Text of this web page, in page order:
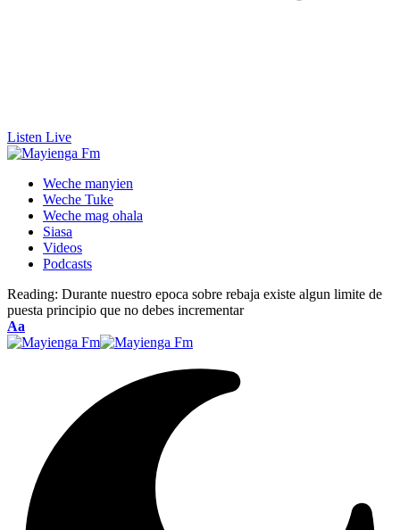
Listen Live
Weche manyien
Weche Tuke
Weche mag ohala
Siasa
Videos
Podcasts
Reading: Durante nuestro epoca sobre rebaja existe algun limite de
puesta principio que no debes incrementar
Font
Resizer
Aa